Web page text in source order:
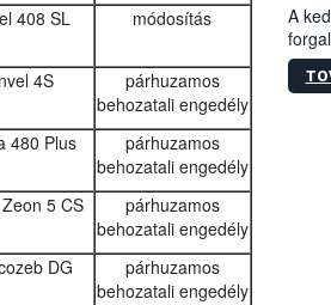
408 SL módosítás
4S
párhuzamos
behozatali engedély
480 Plus
párhuzamos
behozatali engedély
5 CS
párhuzamos
behozatali engedély
DG
párhuzamos
behozatali engedély
A